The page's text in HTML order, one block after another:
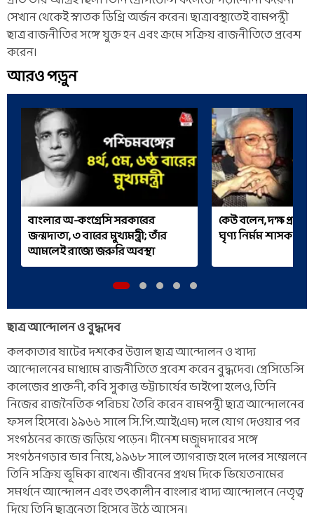
সেখান থেকেই স্নাতক ডিগ্রি অর্জন করেন। ছাত্রাবস্থাতেই বামপন্থী
ছাত্র রাজনীতির সঙ্গে যুক্ত হন এবং ক্রমে সক্রিয় রাজনীতিতে প্রবেশ
করেন।
আরও পড়ুন
বাংলার অ-কংগ্রেসি সরকারের
জন্মদাতা, ৩ বারের মুখ্যমন্ত্রী; তাঁর
আমলেই রাজ্যে জরুরি অবস্থা
কেউ বলেন, দক্ষ
ঘৃণ্য নির্মম শাসক
ছাত্র আন্দোলন ও বুদ্ধদেব
কলকাতার ষাটের দশকের উত্তাল ছাত্র আন্দোলন ও খাদ্য
আন্দোলনের মাধ্যমে রাজনীতিতে প্রবেশ করেন বুদ্ধদেব। প্রেসিডেন্সি
কলেজের প্রাক্তনী, কবি সুকান্ত ভট্টাচার্যের ভাইপো হলেও, তিনি
নিজের রাজনৈতিক পরিচয় তৈরি করেন বামপন্থী ছাত্র আন্দোলনের
ফসল হিসেবে। ১৯৬৬ সালে সি.পি.আই(এম) দলে যোগ দেওয়ার পর
সংগঠনের কাজে জড়িয়ে পড়েন। দীনেশ মজুমদারের সঙ্গে
সংগঠনগড়ার ভার নিয়ে, ১৯৬৮ সালে ত্যাগরাজ হলে দলের সম্মেলনে
তিনি সক্রিয় ভূমিকা রাখেন। জীবনের প্রথম দিকে ভিয়েতনামের
সমর্থনে আন্দোলন এবং তৎকালীন বাংলার খাদ্য আন্দোলনে নেতৃত্ব
দিয়ে তিনি ছাত্রনেতা হিসেবে উঠে আসেন।